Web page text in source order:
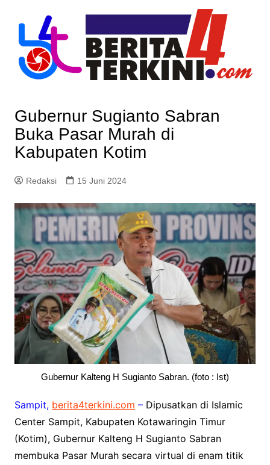
content
Gubernur Sugianto Sabran
Buka Pasar Murah di
Kabupaten Kotim
Redaksi 15 Juni 2024
Gubernur Kalteng H Sugianto Sabran. (foto : Ist)
Sampit, berita4terkini.com –Dipusatkan di Islamic
Center Sampit, Kabupaten Kotawaringin Timur
(Kotim), Gubernur Kalteng H Sugianto Sabran
membuka Pasar Murah secara virtual di enam titik